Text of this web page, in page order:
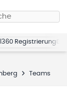
Registrierung
Teams